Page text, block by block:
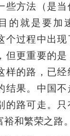
些方法（是当
的就是要加
个过程中出现
但更重要的是
样的路，已经
结果。中国不
的路可走。
裕和繁荣之路。